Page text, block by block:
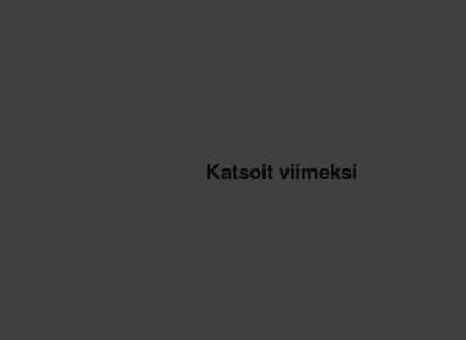
Katsoit viimeksi